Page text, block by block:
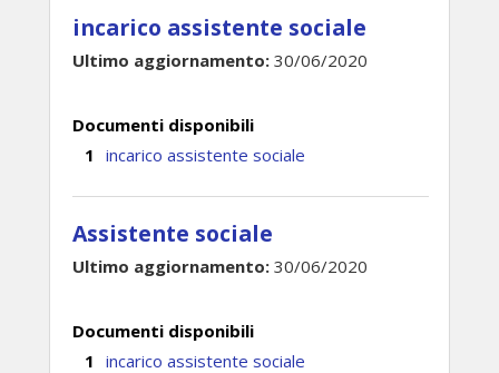
incarico assistente sociale
Ultimo aggiornamento: 30/06/2020
Documenti disponibili
incarico assistente sociale
Assistente sociale
Ultimo aggiornamento: 30/06/2020
Documenti disponibili
incarico assistente sociale